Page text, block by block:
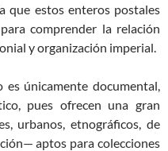
que estos enteros postales
comprender la relación
y organización imperial.
únicamente documental,
pues ofrecen una gran
urbanos, etnográficos, de
aptos para colecciones